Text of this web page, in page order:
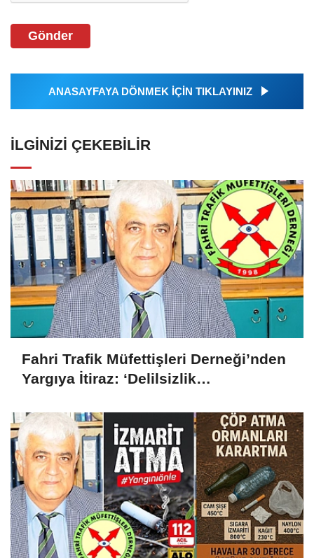
Gönder
ANASAYFAYA DÖNMEK İÇİN TIKLAYINIZ
İLGINIZI ÇEKEBILIR
Fahri Trafik Müfettişleri Derneği’nden
Yargıya İtiraz: ‘Delilsizlik
Hukuksuzdur’